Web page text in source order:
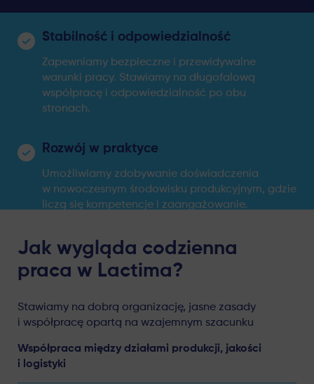
Stabilność i odpowiedzialność
Zapewniamy bezpieczne i przewidywalne
warunki pracy. Stawiamy na długofalową
współpracę i odpowiedzialność po obu
stronach.
Rozwój w praktyce
Umożliwiamy zdobywanie doświadczenia
w nowoczesnym środowisku produkcyjnym, gdzie
liczą się kompetencje i zaangażowanie.
Jak wygląda codzienna
praca w Lactima?
Stawiamy na dobrą organizację, jasne zasady
i współpracę opartą na wzajemnym szacunku
Współpraca między działami produkcji, jakości
i logistyki